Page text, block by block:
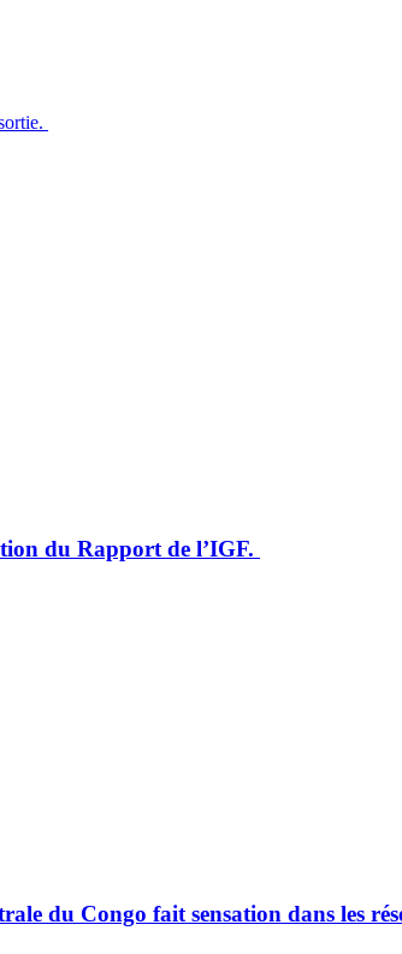
du Rapport de l’IGF.
du Congo fait sensation dans les